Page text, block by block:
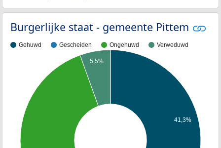
Burgerlijke staat - gemeente Pittem
Gehuwd Gescheiden Ongehuwd Verweduwd
41,3%
5,5%